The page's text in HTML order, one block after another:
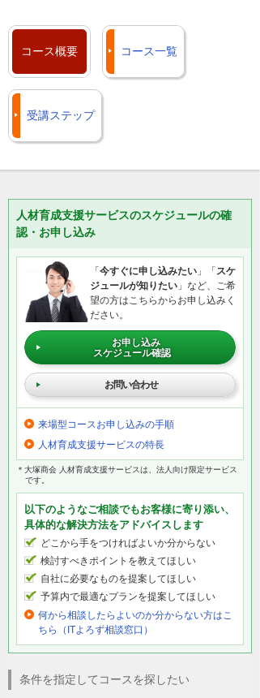
コース概要 コース一覧
受講ステップ
人材育成支援サービスのスケジュールの確
認・お申し込み
「 今すぐに申し込みたい 」「 スケ
ジュールが知りたい 」など、ご希
望の方はこちらからお申し込みく
ださい。
お申し込み
スケジュール確認
お問い合わせ
来場型コースお申し込みの手順
人材育成支援サービスの特長
＊大塚商会 人材育成支援サービスは、法人向け限定サービス
です。
以下のようなご相談でもお客様に寄り添い、
具体的な解決方法をアドバイスします
どこから手をつければよいか分からない
検討すべきポイントを教えてほしい
自社に必要なものを提案してほしい
予算内で最適なプランを提案してほしい
何から相談したらよいのか分からない方はこ
ちら（ITよろず相談窓口）
条件を指定してコースを探したい